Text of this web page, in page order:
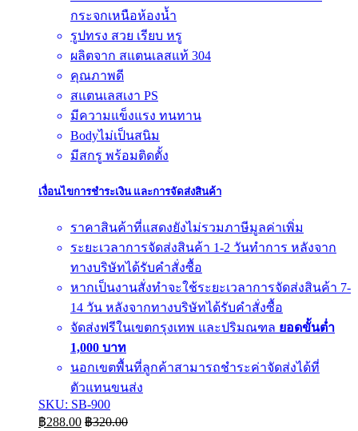
กระจกเหนือห้องน้ำ
รูปทรง สวย เรียบ หรู
ผลิตจาก สแตนเลสแท้ 304
คุณภาพดี
สแตนเลสเงา PS
มีความแข็งแรง ทนทาน
Bodyไม่เป็นสนิม
มีสกรู พร้อมติดตั้ง
เงื่อนไขการชำระเงิน และการจัดส่งสินค้า
ราคาสินค้าที่แสดงยังไม่รวมภาษีมูลค่าเพิ่ม
ระยะเวลาการจัดส่งสินค้า 1-2 วันทำการ หลังจาก
ทางบริษัทได้รับคำสั่งซื้อ
หากเป็นงานสั่งทำจะใช้ระยะเวลาการจัดส่งสินค้า 7-
14 วัน หลังจากทางบริษัทได้รับคำสั่งซื้อ
จัดส่งฟรีในเขตกรุงเทพ และปริมณฑล ยอดขั้นต่ำ
1,000 บาท
นอกเขตพื้นที่ลูกค้าสามารถชำระค่าจัดส่งได้ที่
ตัวแทนขนส่ง
SKU: SB-900
฿288.00 ฿320.00